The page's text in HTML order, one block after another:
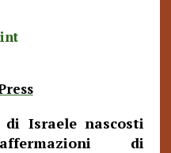
Israele nascosti
di